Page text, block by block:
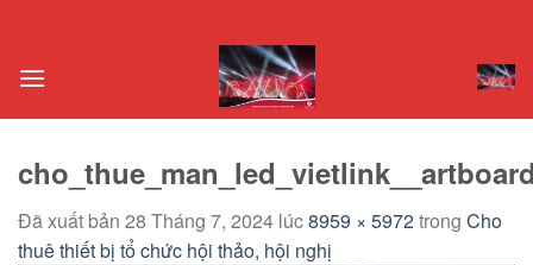
nội
Đã xuất bản 28 Tháng 7, 2024 lúc8959 × 5972trong Cho
thuê thiết bị tổ chức hội thảo, hội nghị